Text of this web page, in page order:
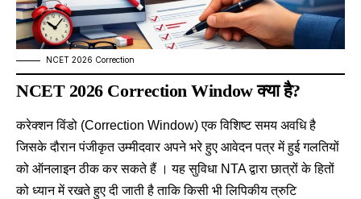
NCET 2026 Correction
NCET 2026 Correction Window क्या है?
करेक्शन विंडो (Correction Window) एक विशिष्ट समय अवधि है
जिसके दौरान पंजीकृत उम्मीदवार अपने भरे हुए आवेदन पत्र में हुई गलतियों
को ऑनलाइन ठीक कर सकते हैं । यह सुविधा NTA द्वारा छात्रों के हितों
को ध्यान में रखते हुए दी जाती है ताकि किसी भी लिपिकीय त्रुटि